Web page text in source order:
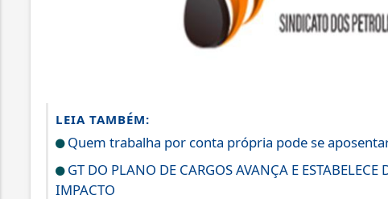
LEIA TAMBÉM:
Quem trabalha por conta própria pode se
GT DO PLANO DE CARGOS AVANÇA E ESTABELECE
IMPACTO